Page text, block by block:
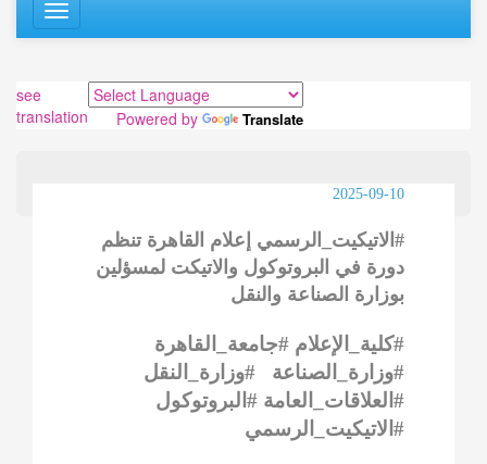
Toggle
navigation
see
translation
Powered by Translate
2025-09-10
#الاتيكيت_الرسمي إعلام القاهرة تنظم
دورة في البروتوكول والاتيكت لمسؤلين
بوزارة الصناعة والنقل
#كلية_الإعلام #جامعة_القاهرة
#وزارة_الصناعة #وزارة_النقل
#العلاقات_العامة #البروتوكول
#الاتيكيت_الرسمي